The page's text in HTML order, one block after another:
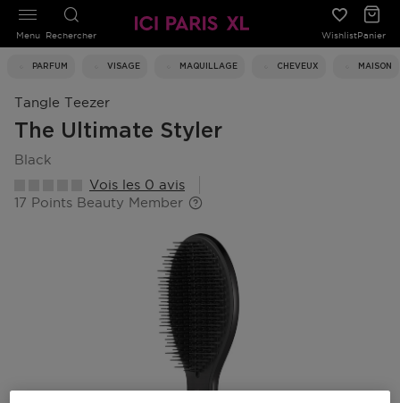
Rechercher WishlistPanier
PARFUM VISAGE MAQUILLAGE CHEVEUX MAISON
Menu
Tangle Teezer
The Ultimate Styler
black
Vois les 0 avis
17 Points Beauty Member